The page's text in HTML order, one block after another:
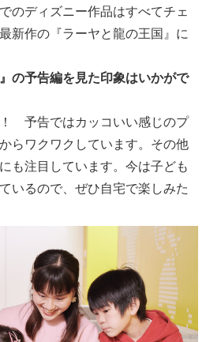
のディズニー作品はすべてチェ
新作の『ラーヤと龍の王国』に
の予告編を見た印象はいかがで
予告ではカッコいい感じのプ
らワクワクしています。その他
も注目しています。今は子ども
いるので、ぜひ自宅で楽しみた